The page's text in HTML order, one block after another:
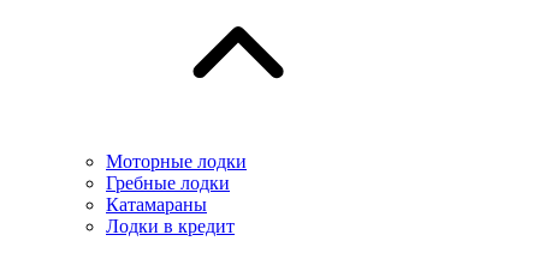
Моторные лодки
Гребные лодки
Катамараны
Лодки в кредит